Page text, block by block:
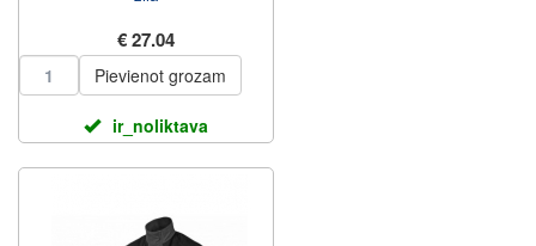
€ 27.04
Pievienot grozam
ir_noliktava